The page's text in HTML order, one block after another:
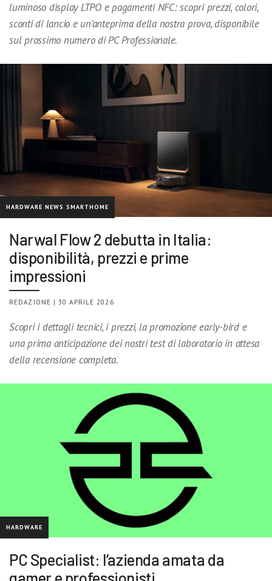
luminoso display LTPO e pagamenti NFC: scopri prezzi, colori,
sconti di lancio e un’anteprima della nostra prova, disponibile
sul prossimo numero di PC Professionale.
HARDWARE NEWS SMARTHOME
Narwal Flow 2 debutta in Italia:
disponibilità, prezzi e prime
impressioni
REDAZIONE | 30 APRILE 2026
Scopri i dettagli tecnici, i prezzi, la promozione early-bird e
una prima anticipazione dei nostri test di laboratorio in attesa
della recensione completa.
HARDWARE
PC Specialist: l’azienda amata da